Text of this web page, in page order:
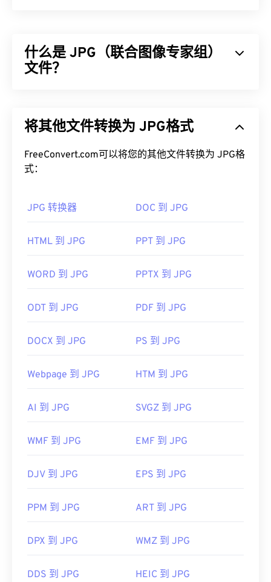
什么是 JPG（联合图像专家组）
文件？
泛应用的原因。JPG 文件相对较小，非常适合在互
JPEG 压缩工具将文件大小减少高达 80%！
如果您需要更好的压缩效果，您可以将
几乎所有图像查看器程序和应用程序都能识别并打开
像查看器、图像编辑器或网页浏览器中打开它。要选
开方式”。
Microsoft Photos 等 Microsoft应用程序以及
JPEG 图像大小，请使用我们的 图像调整器
首次发布：
1992年9月18日
将其他文件转换为 JPG格式
FreeConvert.com可以将您的其他文件转换为 JPG格
式：
JPG 转换器 DOC 到 JPG
HTML 到 JPG PPT 到 JPG
WORD 到 JPG PPTX 到 JPG
ODT 到 JPG PDF 到 JPG
DOCX 到 JPG PS 到 JPG
Webpage 到 JPG HTM 到 JPG
AI 到 JPG SVGZ 到 JPG
WMF 到 JPG EMF 到 JPG
DJV 到 JPG EPS 到 JPG
PPM 到 JPG ART 到 JPG
DPX 到 JPG WMZ 到 JPG
DDS 到 JPG HEIC 到 JPG